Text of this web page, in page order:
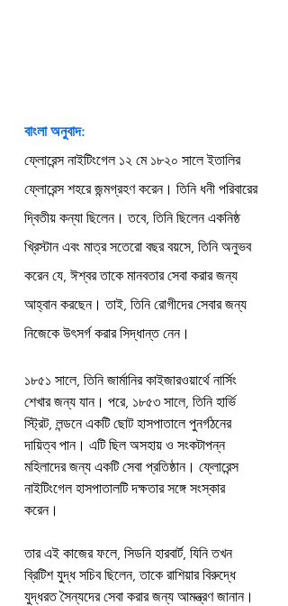
বাংলা অনুবাদ:
ফ্লোরেন্স নাইটিংগেল ১২ মে ১৮২০ সালে ইতালির
ফ্লোরেন্স শহরে জন্মগ্রহণ করেন। তিনি ধনী পরিবারের
দ্বিতীয় কন্যা ছিলেন। তবে, তিনি ছিলেন একনিষ্ঠ
খ্রিস্টান এবং মাত্র সতেরো বছর বয়সে, তিনি অনুভব
করেন যে, ঈশ্বর তাকে মানবতার সেবা করার জন্য
আহ্বান করছেন। তাই, তিনি রোগীদের সেবার জন্য
নিজেকে উৎসর্গ করার সিদ্ধান্ত নেন।
১৮৫১ সালে, তিনি জার্মানির কাইজারওয়ার্থে নার্সিং
শেখার জন্য যান। পরে, ১৮৫৩ সালে, তিনি হার্ভি
স্ট্রিট, লন্ডনে একটি ছোট হাসপাতালে পুনর্গঠনের
দায়িত্ব পান। এটি ছিল অসহায় ও সংকটাপন্ন
মহিলাদের জন্য একটি সেবা প্রতিষ্ঠান। ফ্লোরেন্স
নাইটিংগেল হাসপাতালটি দক্ষতার সঙ্গে সংস্কার
করেন।
তার এই কাজের ফলে, সিডনি হারবার্ট, যিনি তখন
ব্রিটিশ যুদ্ধ সচিব ছিলেন, তাকে রাশিয়ার বিরুদ্ধে
যুদ্ধরত সৈন্যদের সেবা করার জন্য আমন্ত্রণ জানান।